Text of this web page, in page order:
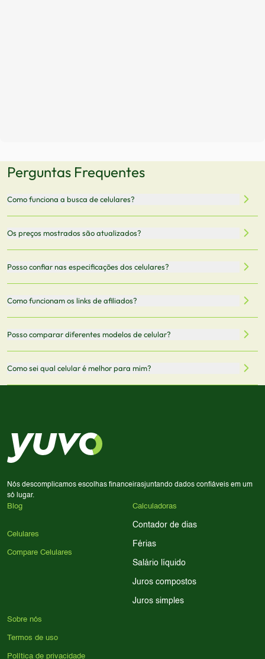
Perguntas Frequentes
Como funciona a busca de celulares?
armazenamento, memória RAM, bateria e conectividade
5G.
Os preços mostrados são atualizados?
vendedor antes de finalizar sua compra.
Posso confiar nas especificações dos celulares?
informações mais recentes de cada modelo.
Como funcionam os links de afiliados?
comissão sem custo adicional para você.
Posso comparar diferentes modelos de celular?
Sim! Você pode selecionar até 3 celulares para comparar
Como sei qual celular é melhor para mim?
processador e bateria são essenciais. Use nossos filtros
para encontrar o celular ideal.
Nós descomplicamos escolhas financeirasjuntando dados confiáveis em um
só lugar.
Blog
Celulares
Compare Celulares
Calculadoras
Contador de dias
Férias
Salário líquido
Juros compostos
Juros simples
Sobre nós
Termos de uso
Política de privacidade